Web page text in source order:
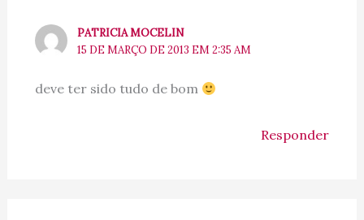
PATRICIA MOCELIN
15 DE MARÇO DE 2013 EM 2:35 AM
deve ter sido tudo de bom
Responder